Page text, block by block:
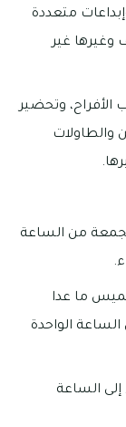
متعددة
وغيرها غير
الأفراح، وتحضير
والطاولات
من الساعة
ما عدا
الواحدة
الساعة